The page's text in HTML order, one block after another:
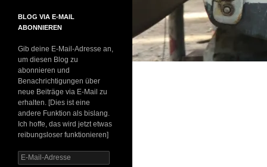
BLOG VIA E-MAIL
ABONNIEREN
Gib deine E-Mail-Adresse an,
um diesen Blog zu
abonnieren und
Benachrichtigungen über
neue Beiträge via E-Mail zu
erhalten. [Dies ist eine
andere Funktion als bislang.
Ich hoffe, das wird jetzt etwas
reibungsloser funktionieren]
E-